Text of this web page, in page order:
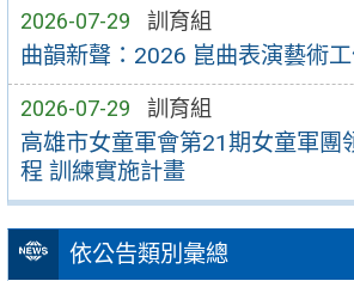
2026-07-29 訓育組
曲韻新聲：2026 崑曲表演藝術
2026-07-29 訓育組
高雄市女童軍會第21期女童軍團
程 訓練實施計畫
依公告類別彙總